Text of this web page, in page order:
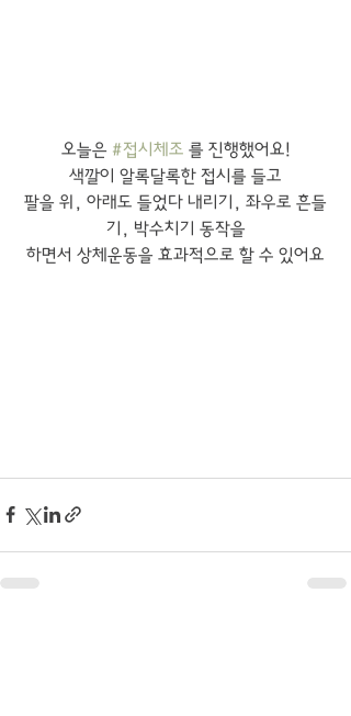
오늘은 #접시체조 를 진행했어요!
색깔이 알록달록한 접시를 들고
팔을 위, 아래도 들었다 내리기, 좌우로 흔들
기, 박수치기 동작을
하면서 상체운동을 효과적으로 할 수 있어요